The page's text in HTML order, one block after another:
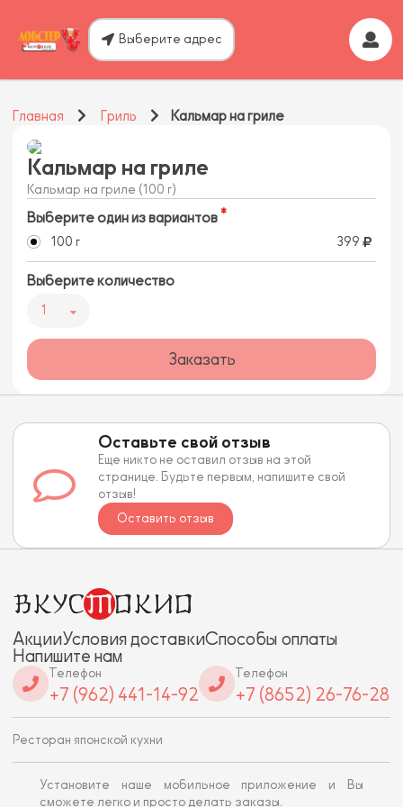
Выберите адрес
Главная Гриль Кальмар на гриле
Кальмар на гриле
Кальмар на гриле (100 г)
Выберите один из вариантов
100 г 399
Выберите количество
1
Заказать
Оставьте свой отзыв
Еще никто не оставил отзыв на этой
странице. Будьте первым, напишите свой
отзыв!
Оставить отзыв
АкцииУсловия доставкиСпособы оплаты
Напишите нам
Телефон
+7 (962) 441-14-92
Телефон
+7 (8652) 26-76-28
Ресторан японской кухни
Установите наше мобильное приложение и Вы
сможете легко и просто делать заказы.